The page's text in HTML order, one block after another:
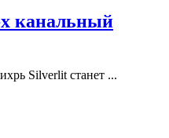
канальный
Silverlit станет ...